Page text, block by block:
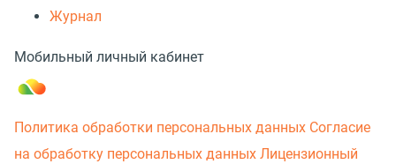
Журнал
Мобильный личный кабинет
Политика обработки персональных данных Согласие
на обработку персональных данных Лицензионный